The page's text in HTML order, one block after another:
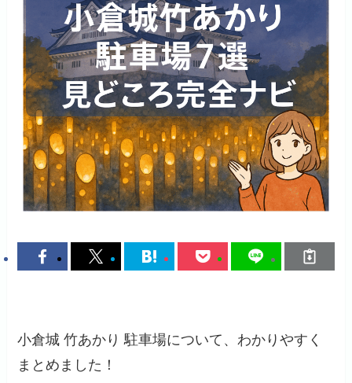
小倉城 竹あかり 駐車場について、わかりやすく
まとめました！